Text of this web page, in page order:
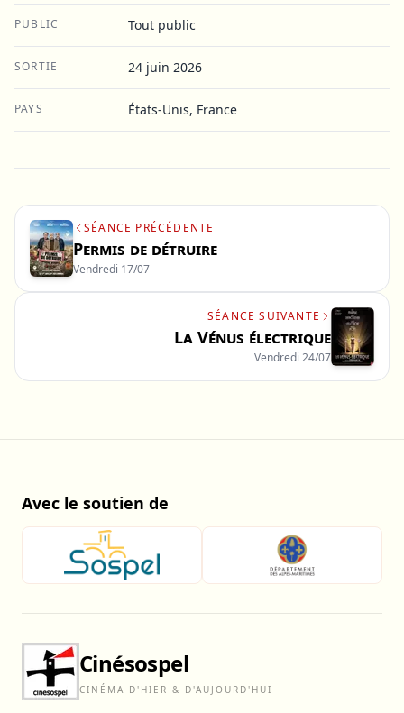
PUBLIC Tout public
SORTIE 24 juin 2026
PAYS États-Unis, France
SÉANCE PRÉCÉDENTE
Permis de détruire
Vendredi 17/07
SÉANCE SUIVANTE
La Vénus électrique
Vendredi 24/07
Cinésospel
CINÉMA D'HIER & D'AUJOURD'HUI
Avec le soutien de